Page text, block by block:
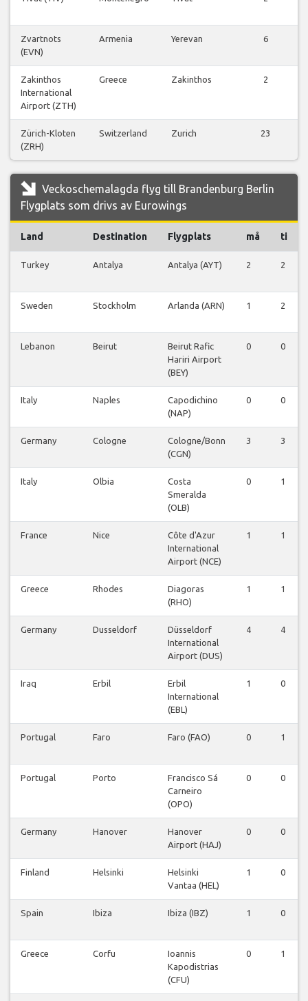
Zvartnots
(EVN)
Armenia Yerevan 6
Zakinthos
International
Airport (ZTH)
Greece Zakinthos 2
Zürich-Kloten
(ZRH)
Switzerland Zurich 23
Veckoschemalagda flyg till Brandenburg Berlin
Flygplats som drivs av Eurowings
Land Destination Flygplats må ti
Turkey Antalya Antalya (AYT) 2 2
Sweden Stockholm Arlanda (ARN) 1 2
Lebanon Beirut
Beirut Rafic
Hariri Airport
(BEY)
0 0
Italy Naples
Capodichino
(NAP)
0 0
Germany Cologne
Cologne/Bonn
(CGN)
3 3
Italy Olbia
Costa
Smeralda
(OLB)
0 1
France Nice
Côte d'Azur
International
Airport (NCE)
1 1
Greece Rhodes
Diagoras
(RHO)
1 1
Germany Dusseldorf
Düsseldorf
International
Airport (DUS)
4 4
Iraq Erbil
Erbil
International
(EBL)
1 0
Portugal Faro Faro (FAO) 0 1
Portugal Porto
Francisco Sá
Carneiro
(OPO)
0 0
Germany Hanover
Hanover
Airport (HAJ)
0 0
Finland Helsinki
Helsinki
Vantaa (HEL)
1 0
Spain Ibiza Ibiza (IBZ) 1 0
Greece Corfu
Ioannis
Kapodistrias
(CFU)
0 1